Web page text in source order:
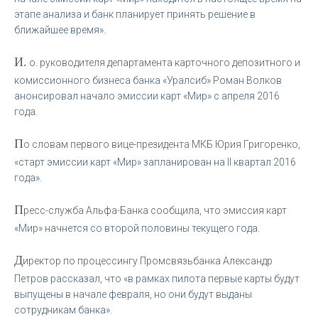
этапе анализа и банк планирует принять решение в
ближайшее время».
И. о. руководителя департамента карточного депозитного и
комиссионного бизнеса банка «Уралсиб» Роман Волков
анонсировал начало эмиссии карт «Мир» с апреля 2016
года.
По словам первого вице-президента МКБ Юрия Григоренко,
«старт эмиссии карт «Мир» запланирован на II квартал 2016
года».
Пресс-служба Альфа-Банка сообщила, что эмиссия карт
«Мир» начнется со второй половины текущего года.
Директор по процессингу Промсвязьбанка Александр
Петров рассказал, что «в рамках пилота первые карты будут
выпущены в начале февраля, но они будут выданы
сотрудникам банка».